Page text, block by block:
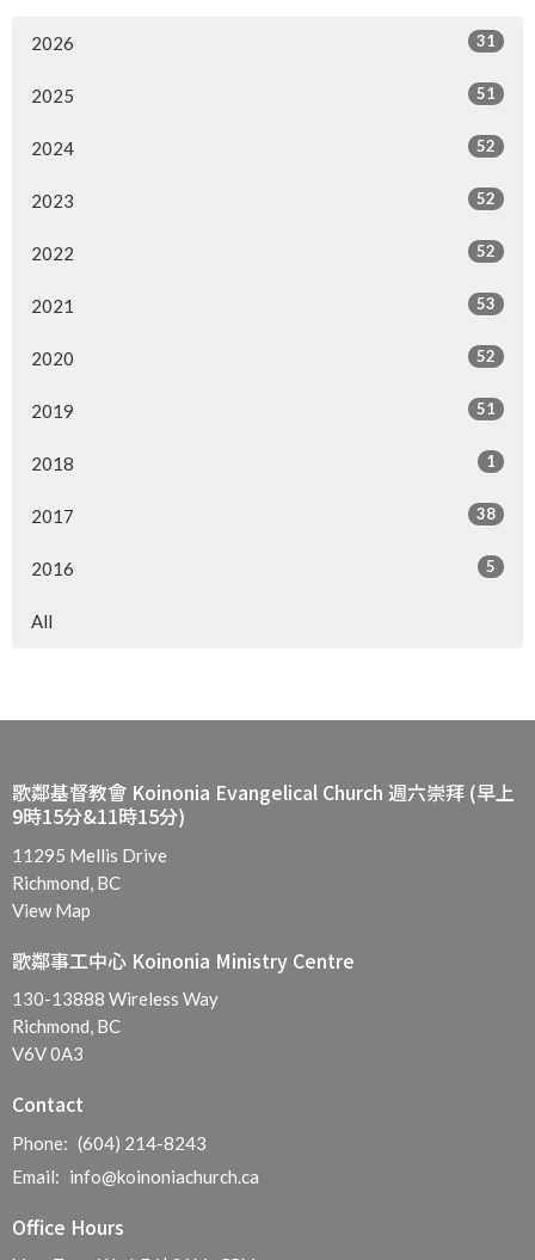
2026 31
2025 51
2024 52
2023 52
2022 52
2021 53
2020 52
2019 51
2018 1
2017 38
2016 5
All
歌鄰基督教會 Koinonia Evangelical Church 週六崇拜 (早上
9時15分&11時15分)
11295 Mellis Drive
Richmond, BC
View Map
歌鄰事工中心 Koinonia Ministry Centre
130-13888 Wireless Way
Richmond, BC
V6V 0A3
Contact
Phone: (604) 214-8243
Email: info@koinoniachurch.ca
Office Hours